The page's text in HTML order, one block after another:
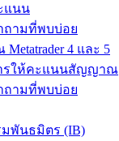
แนน
ถามที่พบบ่อย
4 และ 5
รให้คะแนนสัญญาณ
ถามที่พบบ่อย
พันธมิตร (IB)